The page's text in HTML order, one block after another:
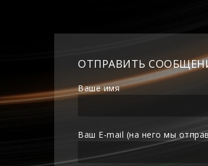
ОТПРАВИТЬ
Ваше имя
Ваш E-mail (на него мы